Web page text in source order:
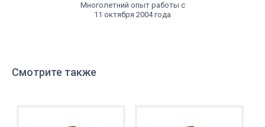
Многолетний опыт работы с
11 октября 2004 года
Смотрите также